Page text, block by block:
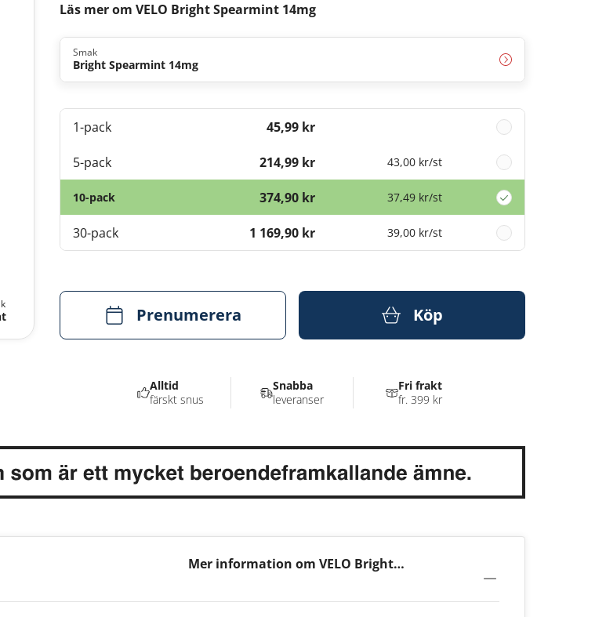
Läs mer om VELO Bright Spearmint 14mg
Smak
Bright Spearmint 14mg
1-pack 45,99 kr
5-pack 214,99 kr 43,00 kr/st
10-pack 374,90 kr 37,49 kr/st
30-pack 1 169,90 kr 39,00 kr/st
Prenumerera Köp
Mer information om VELO Bright
Alltid
färskt snus
Snabba
leveranser
Fri frakt
fr. 399 kr